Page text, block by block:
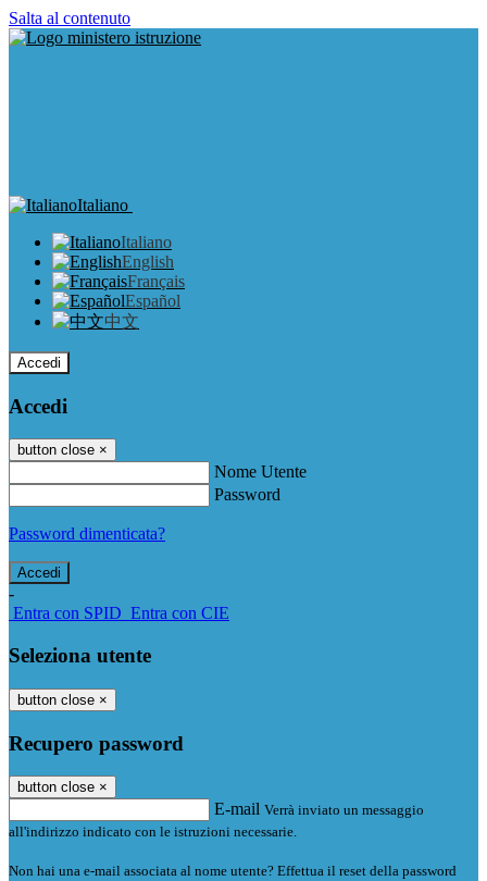
Salta al contenuto
Italiano
Italiano
English
Français
Español
中文
Accedi
Accedi
button close ×
Nome Utente
Password
Password dimenticata?
-
Entra con SPID Entra con CIE
Seleziona utente
button close ×
Recupero password
button close ×
E-mail Verrà inviato un messaggio
all'indirizzo indicato con le istruzioni necessarie.
Non hai una e-mail associata al nome utente? Effettua il reset della password